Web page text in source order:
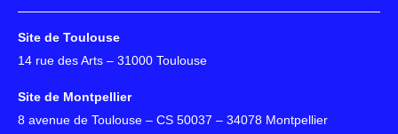
Site de Toulouse
14 rue des Arts – 31000 Toulouse
Site de Montpellier
8 avenue de Toulouse – CS 50037 – 34078 Montpellier